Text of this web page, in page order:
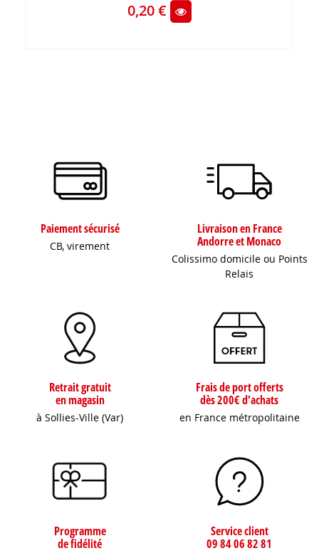
0,20 €
Paiement sécurisé
CB, virement
Livraison en France
Andorre et Monaco
Colissimo domicile ou Points
Relais
Retrait gratuit
en magasin
à Sollies-Ville (Var)
Frais de port offerts
dès 200€ d'achats
en France métropolitaine
Programme
de fidélité
Service client
09 84 06 82 81